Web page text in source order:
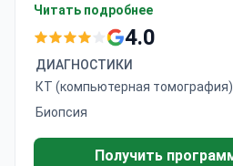
пациентов. Специалист
PhD, MD, предлагает
Расширенная диагностика,
для стадирования, может
долларов.
Читать подробнее
4.0
ДИАГНОСТИКИ
КТ (компьютерная томография)
Биопсия
Получить